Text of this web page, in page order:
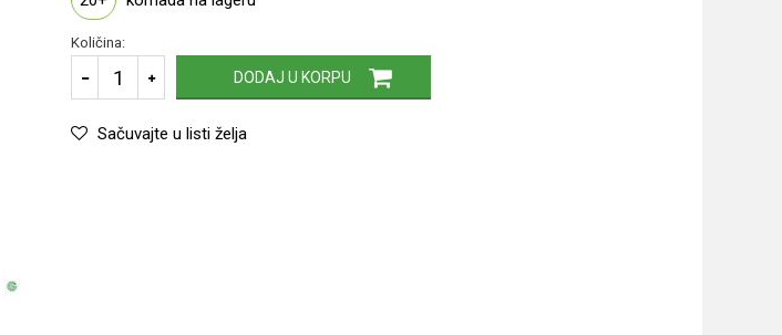
Količina:
DODAJ U KORPU
Sačuvajte u listi želja